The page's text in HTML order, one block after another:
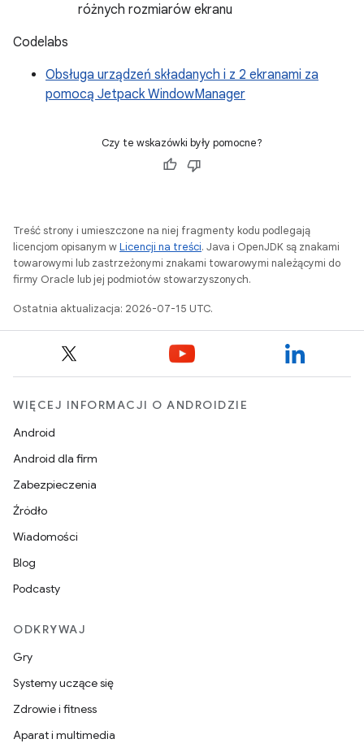
różnych rozmiarów ekranu
Codelabs
Obsługa urządzeń składanych i z 2 ekranami za
pomocą Jetpack WindowManager
Czy te wskazówki były pomocne?
Treść strony i umieszczone na niej fragmenty kodu podlegają
licencjom opisanym wLicencji na treści. Java i OpenJDK są znakami
towarowymi lub zastrzeżonymi znakami towarowymi należącymi do
firmy Oracle lub jej podmiotów stowarzyszonych.
Ostatnia aktualizacja: 2026-07-15 UTC.
WIĘCEJ INFORMACJI O ANDROIDZIE
Android
Android dla firm
Zabezpieczenia
Źródło
Wiadomości
Blog
Podcasty
ODKRYWAJ
Gry
Systemy uczące się
Zdrowie i fitness
Aparat i multimedia